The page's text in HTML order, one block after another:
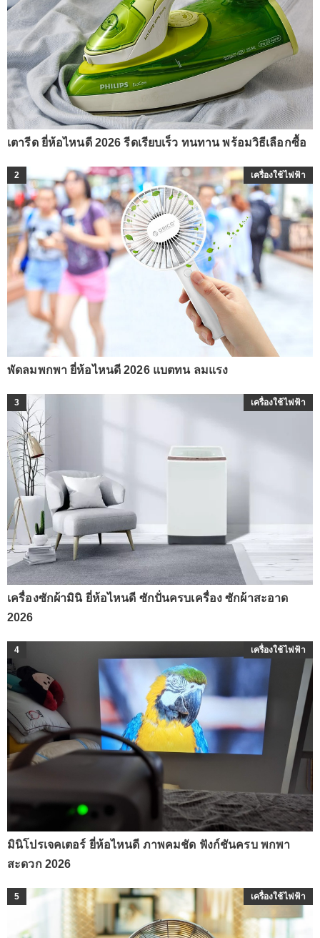
เตารีด ยี่ห้อไหนดี 2026 รีดเรียบเร็ว ทนทาน พร้อมวิธีเลือกซื้อ
2 เครื่องใช้ไฟฟ้า
พัดลมพกพา ยี่ห้อไหนดี 2026 แบตทน ลมแรง
3 เครื่องใช้ไฟฟ้า
เครื่องซักผ้ามินิ ยี่ห้อไหนดี ซักปั่นครบเครื่อง ซักผ้าสะอาด
2026
4 เครื่องใช้ไฟฟ้า
มินิโปรเจคเตอร์ ยี่ห้อไหนดี ภาพคมชัด ฟังก์ชันครบ พกพา
สะดวก 2026
5 เครื่องใช้ไฟฟ้า